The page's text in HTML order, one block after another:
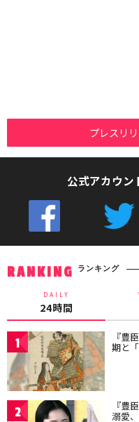
プレスリ
公式アカウン
RANKING ランキング
DAILY
24時間
1 『豊
期と
2 『豊
溺愛